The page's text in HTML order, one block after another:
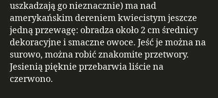
uszkadzają go nieznacznie) ma nad
amerykańskim dereniem kwiecistym jeszcze
jedną przewagę: obradza około 2 cm średnicy
dekoracyjne i smaczne owoce. Jeść je można na
surowo, można robić znakomite przetwory.
Jesienią pięknie przebarwia liście na
czerwono.